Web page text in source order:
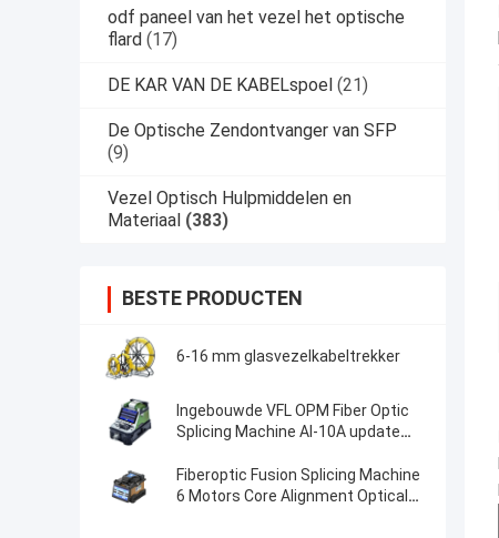
odf paneel van het vezel het optische
flard (17)
DE KAR VAN DE KABELspoel (21)
De Optische Zendontvanger van SFP
(9)
Vezel Optisch Hulpmiddelen en
Materiaal (383)
BESTE PRODUCTEN
6-16 mm glasvezelkabeltrekker
Ingebouwde VFL OPM Fiber Optic
Splicing Machine AI-10A update
Splicer
Fiberoptic Fusion Splicing Machine
6 Motors Core Alignment Optical